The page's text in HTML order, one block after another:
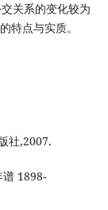
关系的变化较为
特点与实质。
社,2007.
谱 1898-